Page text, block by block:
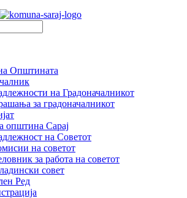
Општината
на Градоначалникот
за градоначалникот
општина Сарај
на Советот
на советот
за работа на советот
совет
Ред